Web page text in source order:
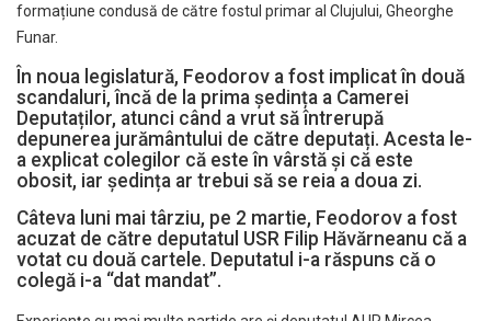
formațiune condusă de către fostul primar al Clujului, Gheorghe
Funar.
În noua legislatură, Feodorov a fost implicat în două
scandaluri, încă de la prima ședința a Camerei
Deputaților, atunci când a vrut să întrerupă
depunerea jurământului de către deputați. Acesta le-
a explicat colegilor că este în vârstă și că este
obosit, iar ședința ar trebui să se reia a doua zi.
Câteva luni mai târziu, pe 2 martie, Feodorov a fost
acuzat de către deputatul USR Filip Hăvărneanu că a
votat cu două cartele. Deputatul i-a răspuns că o
colegă i-a “dat mandat”.